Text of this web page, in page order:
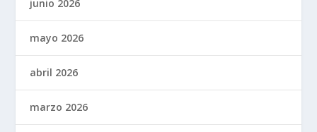
junio 2026
mayo 2026
abril 2026
marzo 2026